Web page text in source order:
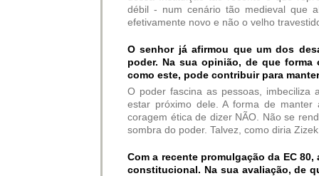
débil - num cenário tão medieval que
efetivamente novo e não o velho
O senhor já afirmou que um dos
poder. Na sua opinião, de que
como este, pode contribuir para
O poder fascina as pessoas, imbeciliza
estar próximo dele. A forma de
coragem ética de dizer NÃO. Não se
sombra do poder. Talvez, como diria
Com a recente promulgação da EC
constitucional. Na sua avaliação, de